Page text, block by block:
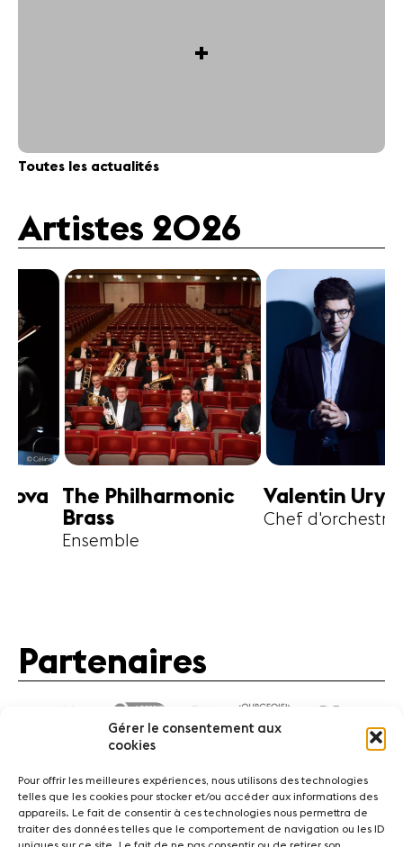
Gérer le consentement aux
cookies
Pour offrir les meilleures expériences, nous utilisons des technologies
telles que les cookies pour stocker et/ou accéder aux informations des
appareils. Le fait de consentir à ces technologies nous permettra de
traiter des données telles que le comportement de navigation ou les ID
+
Toutes les actualités
Artistes 2026
Valentin Uryupin
Chef d'orchestre
Amihai
Alto
Partenaires
ActualitésConcerts Bénévoles Médiation